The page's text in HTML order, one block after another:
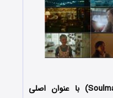
فیلم سینمایی همزاد یا سولمیت (Soulmate) با عنوان اصلی